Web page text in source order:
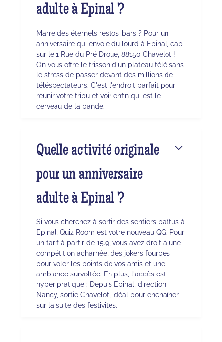
adulte à Epinal ?
Marre des éternels restos-bars ? Pour un
anniversaire qui envoie du lourd à Epinal, cap
sur le 1 Rue du Pré Droue, 88150 Chavelot !
On vous offre le frisson d'un plateau télé sans
le stress de passer devant des millions de
téléspectateurs. C'est l'endroit parfait pour
réunir votre tribu et voir enfin qui est le
cerveau de la bande.
Quelle activité originale
pour un anniversaire
adulte à Epinal ?
Si vous cherchez à sortir des sentiers battus à
Epinal, Quiz Room est votre nouveau QG. Pour
un tarif à partir de 15.9, vous avez droit à une
compétition acharnée, des jokers fourbes
pour voler les points de vos amis et une
ambiance survoltée. En plus, l'accès est
hyper pratique : Depuis Epinal, direction
Nancy, sortie Chavelot, idéal pour enchaîner
sur la suite des festivités.